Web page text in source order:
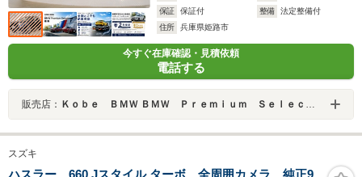
保証
保証付 整備
法定整備付
住所
兵庫県姫路市
今すぐ在庫確認・見積依頼
電話する
販売店： Ｋｏｂｅ ＢＭＷ ＢＭＷ Ｐｒｅｍｉｕｍ Ｓｅｌｅｃｔｉｏｎ 姫路
スズキ